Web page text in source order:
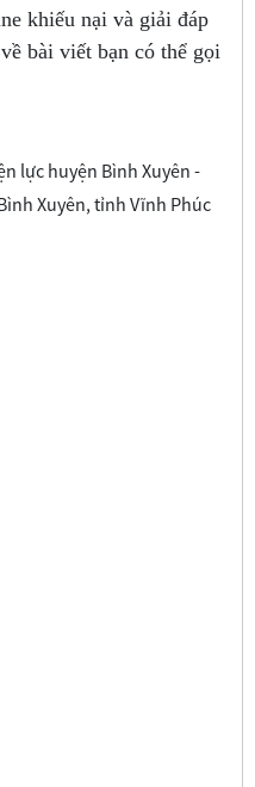
khiếu nại và giải đáp
bài viết bạn có thể gọi
lực huyện Bình Xuyên -
Xuyên, tỉnh Vĩnh Phúc